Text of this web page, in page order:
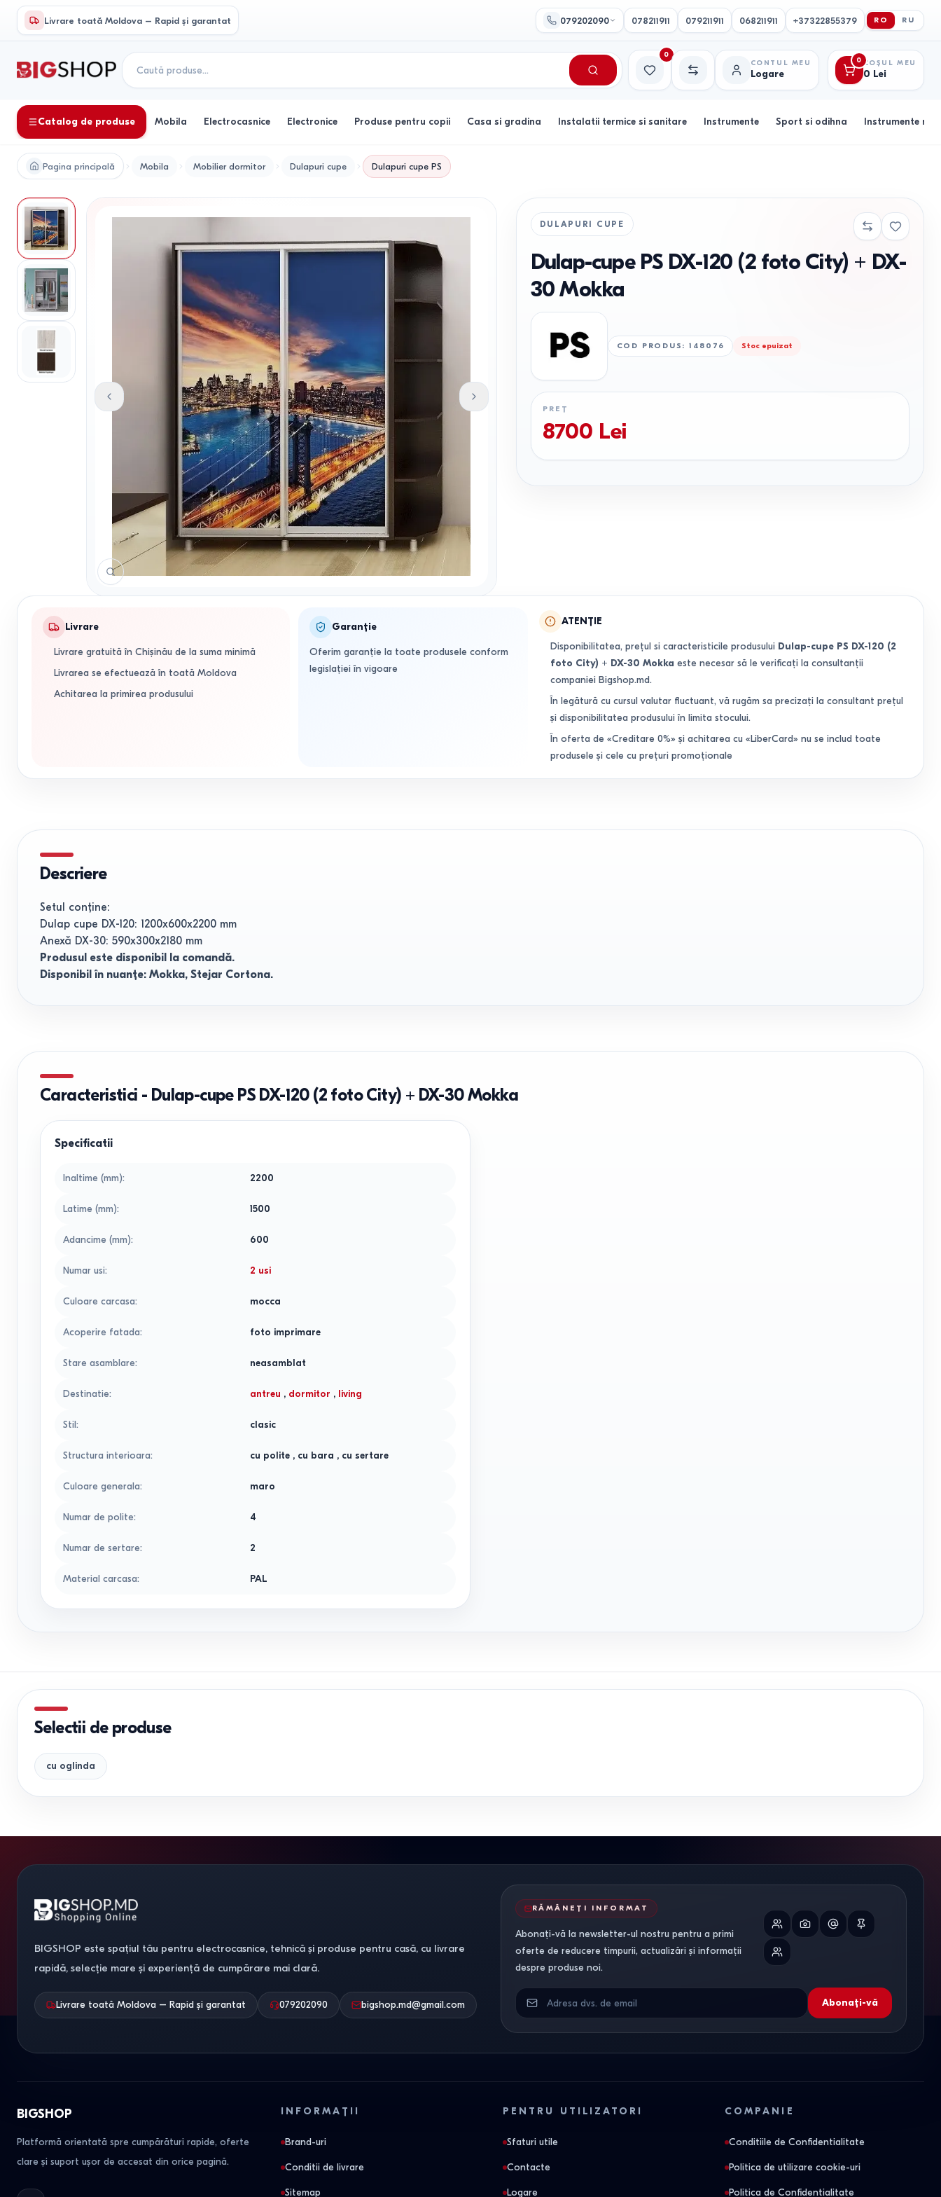
Livrare toată Moldova – Rapid și garantat 079202090 078211911 079211911 068211911 +37322855379 RO RU
Favorite
0
Comparație
CONTUL MEU
Logare
0 COȘUL MEU
0 Lei
Catalog de produse Mobila Electrocasnice Electronice Produse pentru copii Casa si gradina Instalatii termice si sanitare Instrumente Sport si odihna Instrumente
Pagina principală Mobila Mobilier dormitor Dulapuri cupe Dulapuri cupe PS
DULAPURI CUPE
Dulap-cupe PS DX-120 (2 foto City) + DX-
30 Mokka
COD PRODUS : 148076 Stoc epuizat
PREȚ
8700 Lei
Livrare
Livrare gratuită în Chișinău de la suma minimă
Livrarea se efectuează în toată Moldova
Achitarea la primirea produsului
Garanție
Oferim garanție la toate produsele conform
legislației în vigoare
ATENȚIE
Disponibilitatea, prețul si caracteristicile produsului Dulap-cupe PS DX-120 (2
foto City) + DX-30 Mokka este necesar să le verificați la consultanții
companiei Bigshop.md.
În legătură cu cursul valutar fluctuant, vă rugăm sa precizați la consultant prețul
și disponibilitatea produsului în limita stocului.
În oferta de «Creditare 0%» și achitarea cu «LiberCard» nu se includ toate
produsele și cele cu prețuri promoționale
Descriere
Setul conține:
Dulap cupe DX-120: 1200x600x2200 mm
Anexă DX-30: 590x300x2180 mm
Produsul este disponibil la comandă.
Disponibil în nuanțe: Mokka, Stejar Cortona.
Caracteristici - Dulap-cupe PS DX-120 (2 foto City) + DX-30 Mokka
Specificatii
Inaltime (mm): 2200
Latime (mm): 1500
Adancime (mm): 600
Numar usi: 2 usi
Culoare carcasa: mocca
Acoperire fatada: foto imprimare
Stare asamblare: neasamblat
Destinatie: antreu , dormitor , living
Stil: clasic
Structura interioara: cu polite , cu bara , cu sertare
Culoare generala: maro
Numar de polite: 4
Numar de sertare: 2
Material carcasa: PAL
Selectii de produse
cu oglinda
BIGSHOP este spațiul tău pentru electrocasnice, tehnică și produse pentru casă, cu livrare
rapidă, selecție mare și experiență de cumpărare mai clară.
Livrare toată Moldova – Rapid și garantat 079202090 bigshop.md@gmail.com
RĂMÂNEȚI INFORMAT
Abonați-vă la newsletter-ul nostru pentru a primi
oferte de reducere timpurii, actualizări și informații
despre produse noi.
Abonați-vă
BIGSHOP
Platformă orientată spre cumpărături rapide, oferte
clare și suport ușor de accesat din orice pagină.
INFORMAȚII
Brand-uri
Conditii de livrare
Sitemap
PENTRU UTILIZATORI
Sfaturi utile
Contacte
Logare
COMPANIE
Conditiile de Confidentialitate
Politica de utilizare cookie-uri
Politica de Confidentialitate